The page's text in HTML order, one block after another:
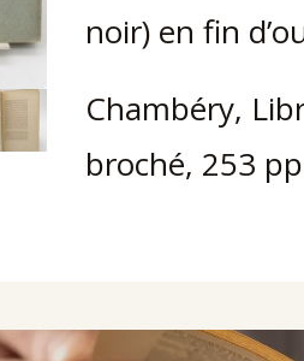
noir) en fin
Chambéry,
broché, 253